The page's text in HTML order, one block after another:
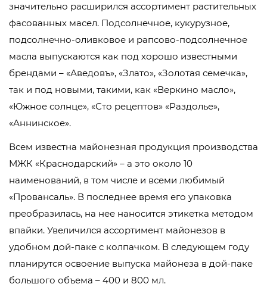
значительно расширился ассортимент растительных
фасованных масел. Подсолнечное, кукурузное,
подсолнечно-оливковое и рапсово-подсолнечное
масла выпускаются как под хорошо известными
брендами – «Аведовъ», «Злато», «Золотая семечка»,
так и под новыми, такими, как «Веркино масло»,
«Южное солнце», «Сто рецептов» «Раздолье»,
«Аннинское».
Всем известна майонезная продукция производства
МЖК «Краснодарский» – а это около 10
наименований, в том числе и всеми любимый
«Провансаль». В последнее время его упаковка
преобразилась, на нее наносится этикетка методом
впайки. Увеличился ассортимент майонезов в
удобном дой-паке с колпачком. В следующем году
планирутся освоение выпуска майонеза в дой-паке
большого объема – 400 и 800 мл.